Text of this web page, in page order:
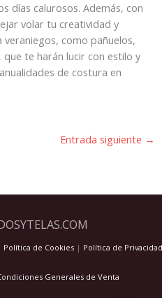
días calurosos. Además, con
volar tu creatividad y
como pañuelos,
te harán lucir con estilo y
de costura en
Entrada siguiente →
Política de Cookies| Política de Privacidad
Generales de Venta